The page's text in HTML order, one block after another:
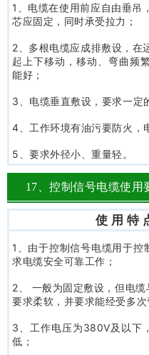
1、电缆在使用前应自由垂吊
芯应固定，同时承受拉力；
2、多根电缆应成排敷设，在
起上下移动，移动、弯曲频
能好；
3、电缆垂直敷设，要求一定
4、工作环境有油污要防火，
5、要求外径小、重量轻。
17、控制信号电缆使用
使 用 特
1、由于控制信号电缆用于控
求电缆安全可靠工作；
2、 一般为固定敷设，但电缆
要求柔软，并要求能经受多次
3、工作电压为380V及以下
低；